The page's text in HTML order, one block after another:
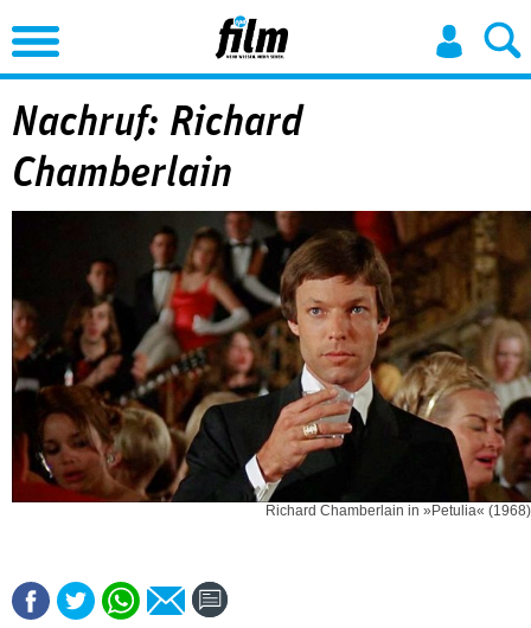
Jump to Navigation
Nachruf: Richard
Chamberlain
Richard Chamberlain in »Petulia« (1968)